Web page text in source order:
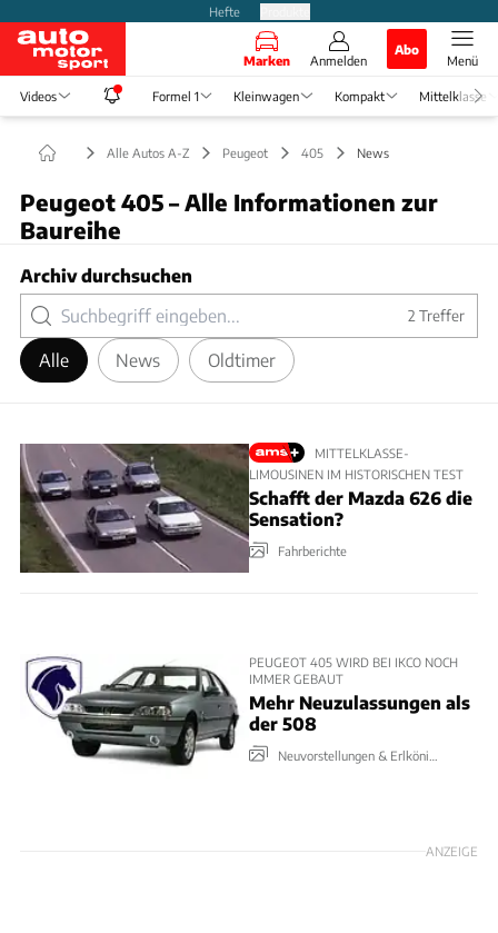
Hefte
Marken Anmelden
Abo
Menü
Videos Formel 1 Kleinwagen Kompakt Mittelklasse
Alle Autos A-Z Peugeot 405 News
Peugeot 405 – Alle Informationen zur
Baureihe
Archiv durchsuchen
2 Treffer
Alle News Oldtimer
MITTELKLASSE-
LIMOUSINEN IM HISTORISCHEN TEST
Schafft der Mazda 626 die
Sensation?
Fahrberichte
PEUGEOT 405 WIRD BEI IKCO NOCH
IMMER GEBAUT
Mehr Neuzulassungen als
der 508
Neuvorstellungen & Erlkönige
ANZEIGE